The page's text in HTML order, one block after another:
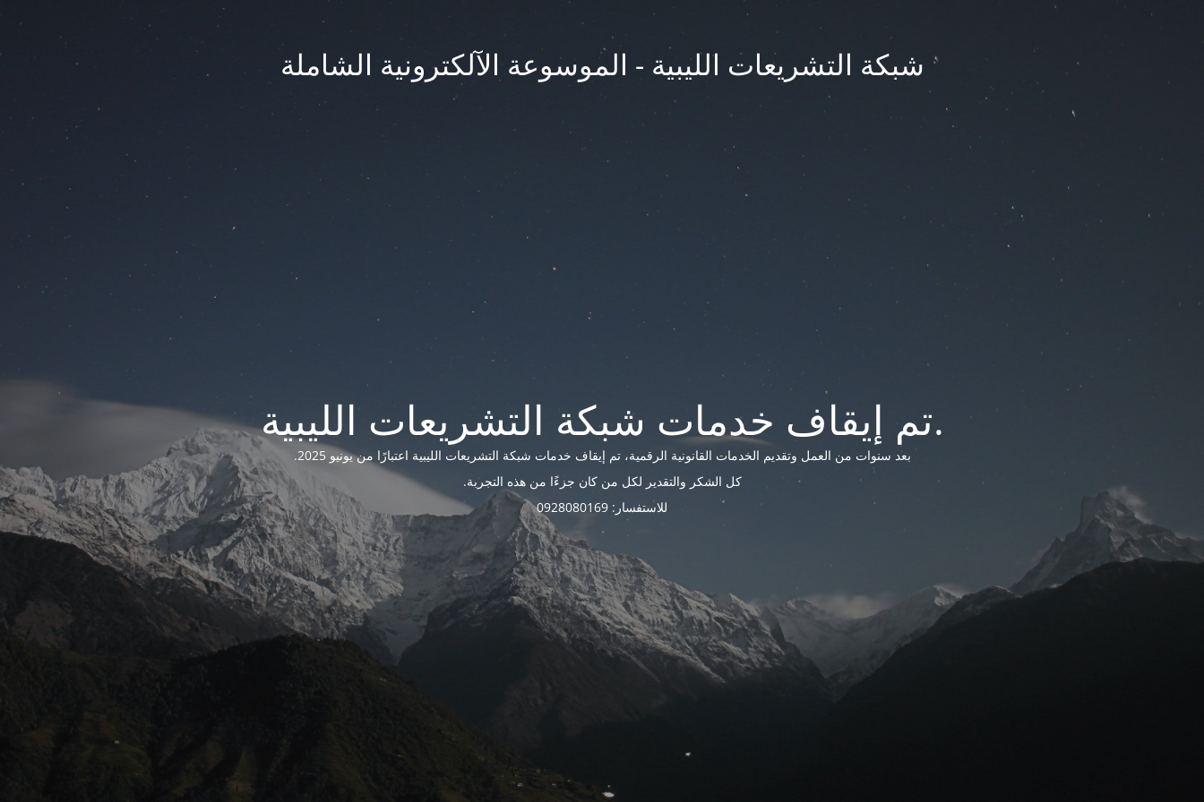
شبكة التشريعات الليبية - الموسوعة الآلكترونية الشاملة
تم إيقاف خدمات شبكة التشريعات الليبية.
بعد سنوات من العمل وتقديم الخدمات القانونية الرقمية، تم إيقاف خدمات شبكة التشريعات الليبية اعتبارًا من يونيو 2025.
كل الشكر والتقدير لكل من كان جزءًا من هذه التجربة.
للاستفسار: 0928080169